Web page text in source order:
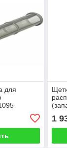
для
1